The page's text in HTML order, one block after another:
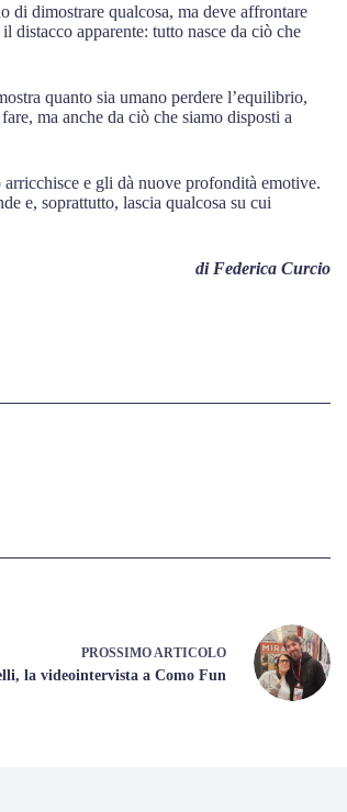
di dimostrare qualcosa, ma deve affrontare
distacco apparente: tutto nasce da ciò che
quanto sia umano perdere l’equilibrio,
ma anche da ciò che siamo disposti a
e gli dà nuove profondità emotive.
e, soprattutto, lascia qualcosa su cui
di Federica Curcio
PROSSIMOARTICOLO
la videointervista a Como Fun